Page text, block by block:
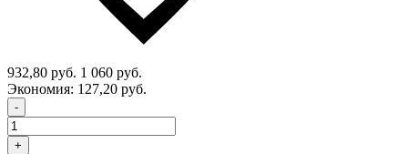
932,80 руб. 1 060 руб.
Экономия: 127,20 руб.
-
+